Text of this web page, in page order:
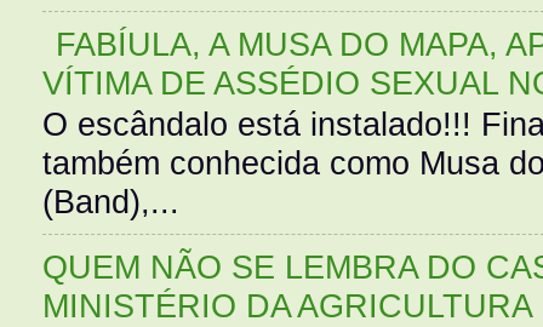
FABÍULA, A MUSA DO MAPA,
VÍTIMA DE ASSÉDIO SEXUAL
O escândalo está instalado!!!
também conhecida como Musa
(Band),...
QUEM NÃO SE LEMBRA DO
MINISTÉRIO DA AGRICULTURA